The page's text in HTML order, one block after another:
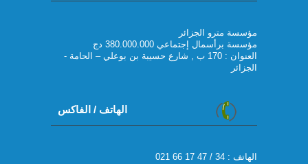
مؤسسة مترو الجزائر
مؤسسة برأسمال إجتماعي 380.000.000 دج
العنوان : 170 ب , شارع حسيبة بن بوعلي – الحامة -
الجزائر
الهاتف / الفاكس
021 66 17 47 / 34 : الهاتف